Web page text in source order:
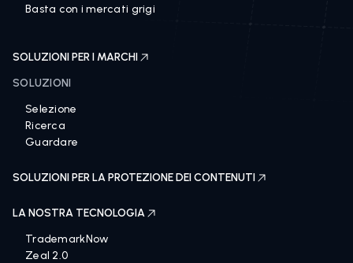
Basta con i mercati grigi
SOLUZIONI PER I MARCHI
SOLUZIONI
Selezione
Ricerca
Guardare
SOLUZIONI PER LA PROTEZIONE DEI CONTENUTI
LA NOSTRA TECNOLOGIA
TrademarkNow
Zeal 2.0